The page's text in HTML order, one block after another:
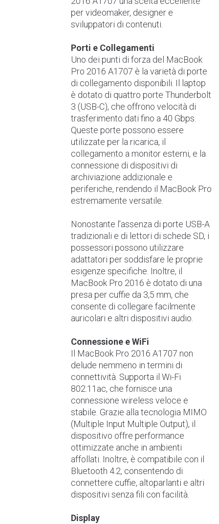
per videomaker, designer e
sviluppatori di contenuti.
Porti e Collegamenti
Uno dei punti di forza del MacBook
Pro 2016 A1707 è la varietà di porte
di collegamento disponibili. Il laptop
è dotato di quattro porte Thunderbolt
3 (USB-C), che offrono velocità di
trasferimento dati fino a 40 Gbps.
Queste porte possono essere
utilizzate per la ricarica, il
collegamento a monitor esterni, e la
connessione di dispositivi di
archiviazione addizionale e
periferiche, rendendo il MacBook Pro
estremamente versatile.
Nonostante l’assenza di porte USB-A
tradizionali e di lettori di schede SD, i
possessori possono utilizzare
adattatori per soddisfare le proprie
esigenze specifiche. Inoltre, il
MacBook Pro 2016 è dotato di una
presa per cuffie da 3,5 mm, che
consente di collegare facilmente
auricolari e altri dispositivi audio.
Connessione e WiFi
Il MacBook Pro 2016 A1707 non
delude nemmeno in termini di
connettività. Supporta il Wi-Fi
802.11ac, che fornisce una
connessione wireless veloce e
stabile. Grazie alla tecnologia MIMO
(Multiple Input Multiple Output), il
dispositivo offre performance
ottimizzate anche in ambienti
affollati. Inoltre, è compatibile con il
Bluetooth 4.2, consentendo di
connettere cuffie, altoparlanti e altri
dispositivi senza fili con facilità.
Display